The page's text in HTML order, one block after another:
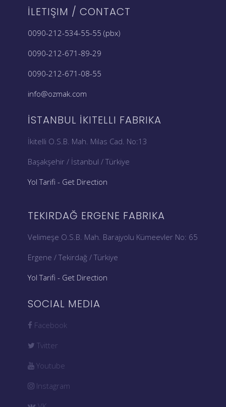
İLETIŞIM / CONTACT
0090-212-534-55-55 (pbx)
0090-212-671-89-29
0090-212-671-08-55
info@ozmak.com
İSTANBUL İKITELLI FABRIKA
İkitelli O.S.B. Mah. Milas Cad. No:13
Başakşehir / İstanbul / Türkiye
Yol Tarifi - Get Direction
TEKIRDAĞ ERGENE FABRIKA
Velimeşe O.S.B. Mah. Barajyolu Kümeevler No: 65
Ergene / Tekirdağ / Türkiye
Yol Tarifi - Get Direction
SOCIAL MEDIA
Facebook
Tvitter
Youtube
Instagram